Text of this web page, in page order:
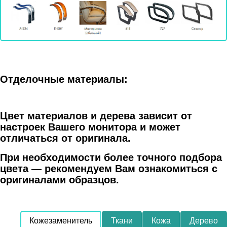
Отделочные материалы:
Цвет материалов и дерева зависит от
настроек Вашего монитора и может
отличаться от оригинала.
При необходимости более точного подбора
цвета — рекомендуем Вам ознакомиться с
оригиналами образцов.
Кожезаменитель Ткани Кожа Дерево